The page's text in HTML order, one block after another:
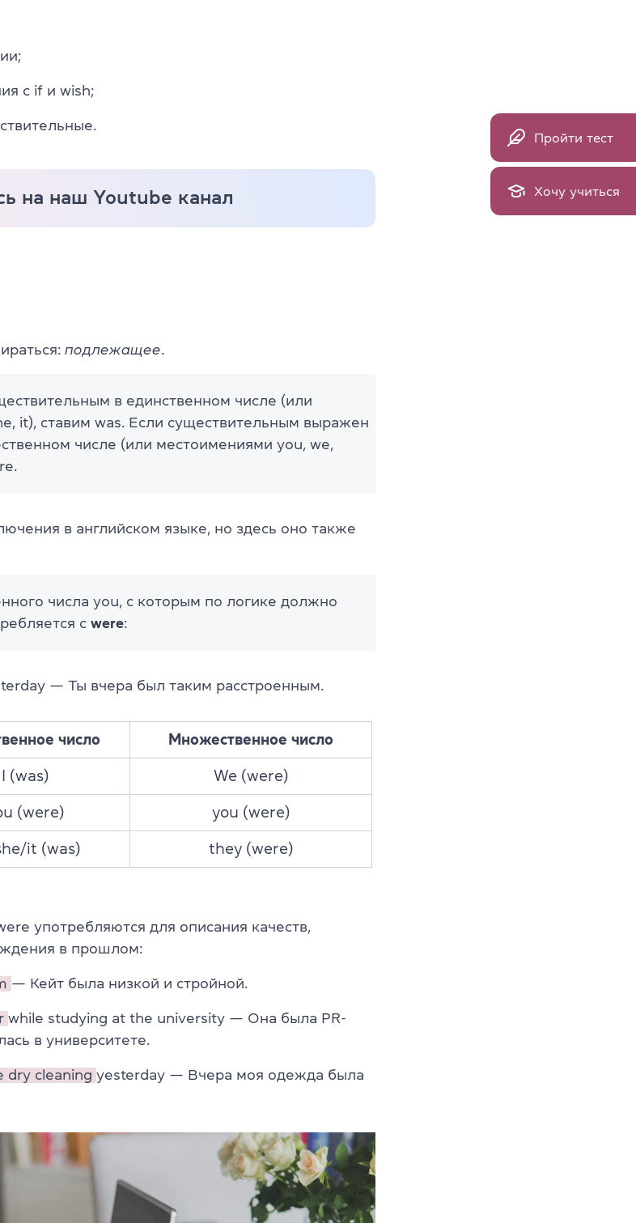
с if и wish;
на наш Youtube канал
подлежащее.
в единственном числе (или
it), ставим was. Если существительным выражен
числе (или местоимениями you, we,
в английском языке, но здесь оно также
числа you, с которым по логике должно
с were:
— Ты вчера был таким расстроенным.
число Множественное число
I (was) We (were)
(were) you (were)
it (was) they (were)
употребляются для описания качеств,
в прошлом:
— Кейт была низкой и стройной.
while studying at the university — Она была PR-
в университете.
dry cleaning yesterday — Вчера моя одежда была
Пройти тест
Хочу учиться